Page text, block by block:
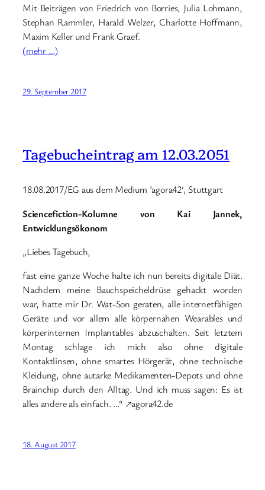
Mit Beiträgen von Friedrich von Borries, Julia Lohmann,
Stephan Rammler, Harald Welzer, Charlotte Hoffmann,
Maxim Keller und Frank Graef.
(mehr …)
29. September 2017
Tagebucheintrag am 12.03.2051
18.08.2017/EG aus dem Medium ’agora42‘, Stuttgart
Sciencefiction-Kolumne von Kai Jannek,
Entwicklungsökonom
„Liebes Tagebuch,
fast eine ganze Woche halte ich nun bereits digitale Diät.
Nachdem meine Bauchspeicheldrüse gehackt worden
war, hatte mir Dr. Wat-Son geraten, alle internetfähigen
Geräte und vor allem alle körpernahen Wearables und
körperinternen Implantables abzuschalten. Seit letztem
Montag schlage ich mich also ohne digitale
Kontaktlinsen, ohne smartes Hörgerät, ohne technische
Kleidung, ohne autarke Medikamenten-Depots und ohne
Brainchip durch den Alltag. Und ich muss sagen: Es ist
alles andere als einfach. …“ ↗agora42.de
18. August 2017